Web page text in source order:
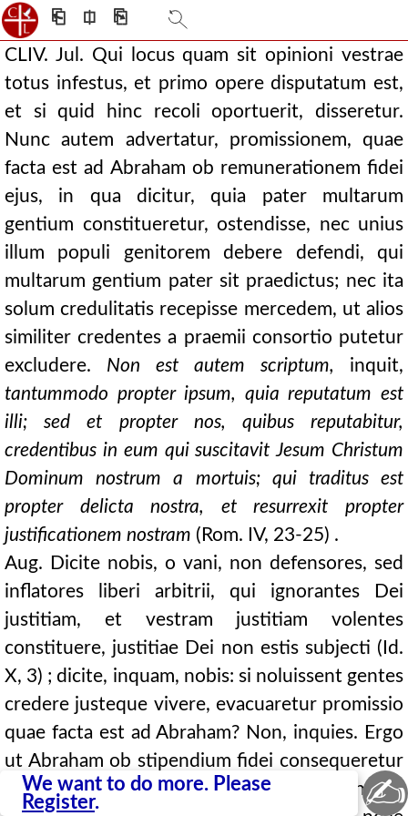
⎗ ⎅ ⎘
CLIV. Jul. Qui locus quam sit opinioni vestrae
totus infestus, et primo opere disputatum est,
et si quid hinc recoli oportuerit, disseretur.
Nunc autem advertatur, promissionem, quae
facta est ad Abraham ob remunerationem fidei
ejus, in qua dicitur, quia pater multarum
gentium constitueretur, ostendisse, nec unius
illum populi genitorem debere defendi, qui
multarum gentium pater sit praedictus; nec ita
solum credulitatis recepisse mercedem, ut alios
similiter credentes a praemii consortio putetur
excludere. Non est autem scriptum, inquit,
tantummodo propter ipsum, quia reputatum est
illi; sed et propter nos, quibus reputabitur,
credentibus in eum qui suscitavit Jesum Christum
Dominum nostrum a mortuis; qui traditus est
propter delicta nostra, et resurrexit propter
justificationem nostram (Rom. IV, 23-25) .
Aug. Dicite nobis, o vani, non defensores, sed
inflatores liberi arbitrii, qui ignorantes Dei
justitiam, et vestram justitiam volentes
constituere, justitiae Dei non estis subjecti (Id.
X, 3) ; dicite, inquam, nobis: si noluissent gentes
credere justeque vivere, evacuaretur promissio
quae facta est ad Abraham? Non, inquies. Ergo
ut Abraham ob stipendium fidei consequeretur
dilatationem seminis, praeparata est gentium
We want to do more. Please
Register. ✍